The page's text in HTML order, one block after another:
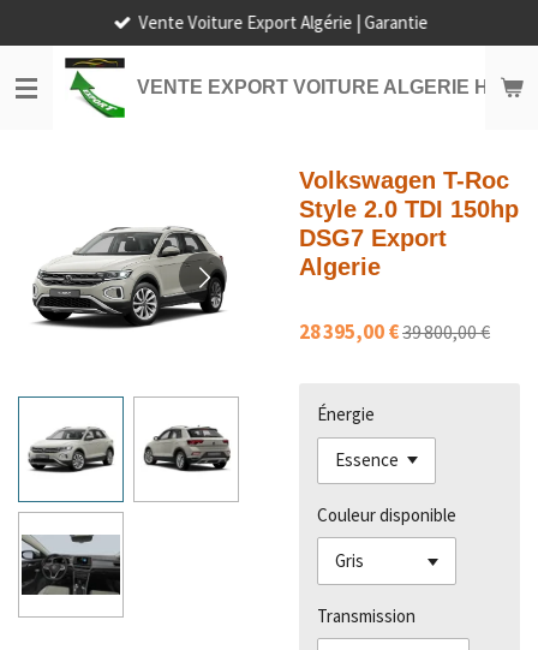
au
contenu
principal
VENTE EXPORT VOITURE ALGERIE HORS
Vente Voiture Export Algérie | Garantie
Volkswagen T-Roc
Style 2.0 TDI 150hp
DSG7 Export
Algerie
28 395,00 €39 800,00 €
Énergie
Couleur disponible
Transmission